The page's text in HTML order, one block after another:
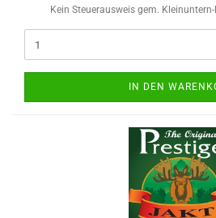
Kein Steuerausweis gem.
IN DEN